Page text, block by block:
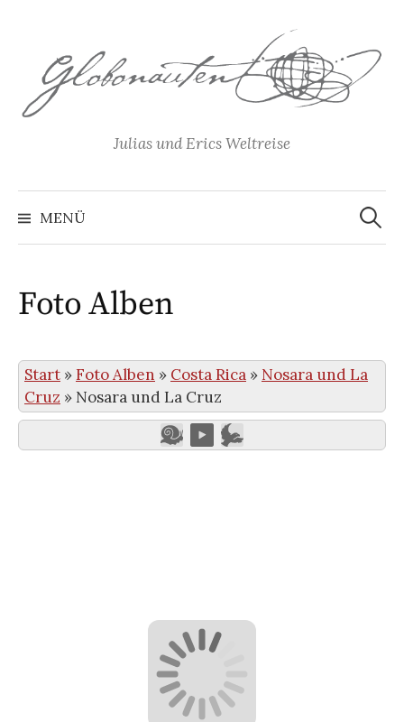
Inhalt
Julias und Erics Weltreise
MENÜ
Suchen
nach:
Foto Alben
Start »Foto Alben » Costa Rica » Nosara und La
Cruz » Nosara und La Cruz